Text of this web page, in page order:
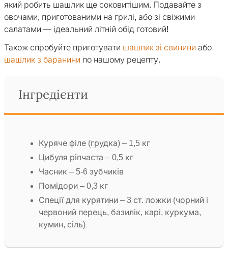
який робить шашлик ще соковитішим. Подавайте з
овочами, приготованими на грилі, або зі свіжими
салатами — ідеальний літній обід готовий!
Також спробуйте приготувати шашлик зі свинини або
шашлик з баранини по нашому рецепту.
Інгредієнти
Куряче філе (грудка) – 1,5 кг
Цибуля ріпчаста – 0,5 кг
Часник – 5-6 зубчиків
Помідори – 0,3 кг
Спеції для курятини – 3 ст. ложки (чорний і
червоний перець, базилік, карі, куркума,
кумин, сіль)